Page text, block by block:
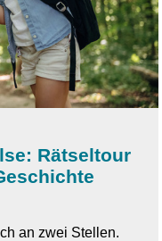
Rätseltour
an zwei Stellen.